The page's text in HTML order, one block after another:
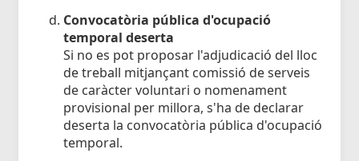
Convocatòria pública d'ocupació
temporal deserta
Si no es pot proposar l'adjudicació del lloc
de treball mitjançant comissió de serveis
de caràcter voluntari o nomenament
provisional per millora, s'ha de declarar
deserta la convocatòria pública d'ocupació
temporal.